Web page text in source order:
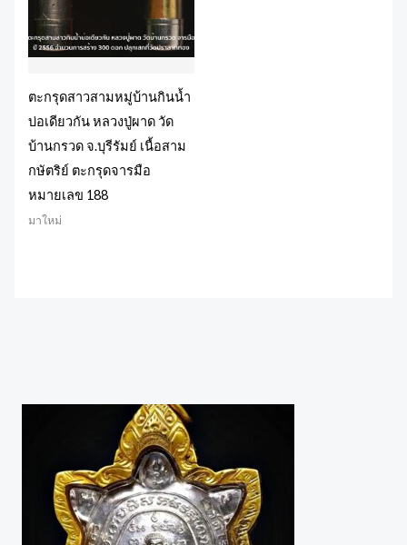
ตะกรุดสาวสามหมู่บ้านกินน้ำ
บ่อเดียวกัน หลวงปู่ผาด วัด
บ้านกรวด จ.บุรีรัมย์ เนื้อสาม
กษัตริย์ ตะกรุดจารมือ
หมายเลข 188
มาใหม่